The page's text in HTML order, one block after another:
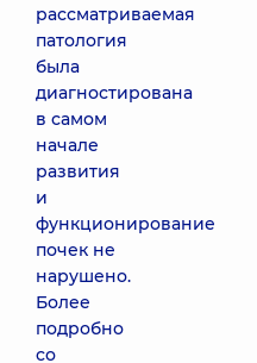
рассматриваемая
патология
была
диагностирована
в самом
начале
развития
и
функционирование
почек не
нарушено.
Более
подробно
со